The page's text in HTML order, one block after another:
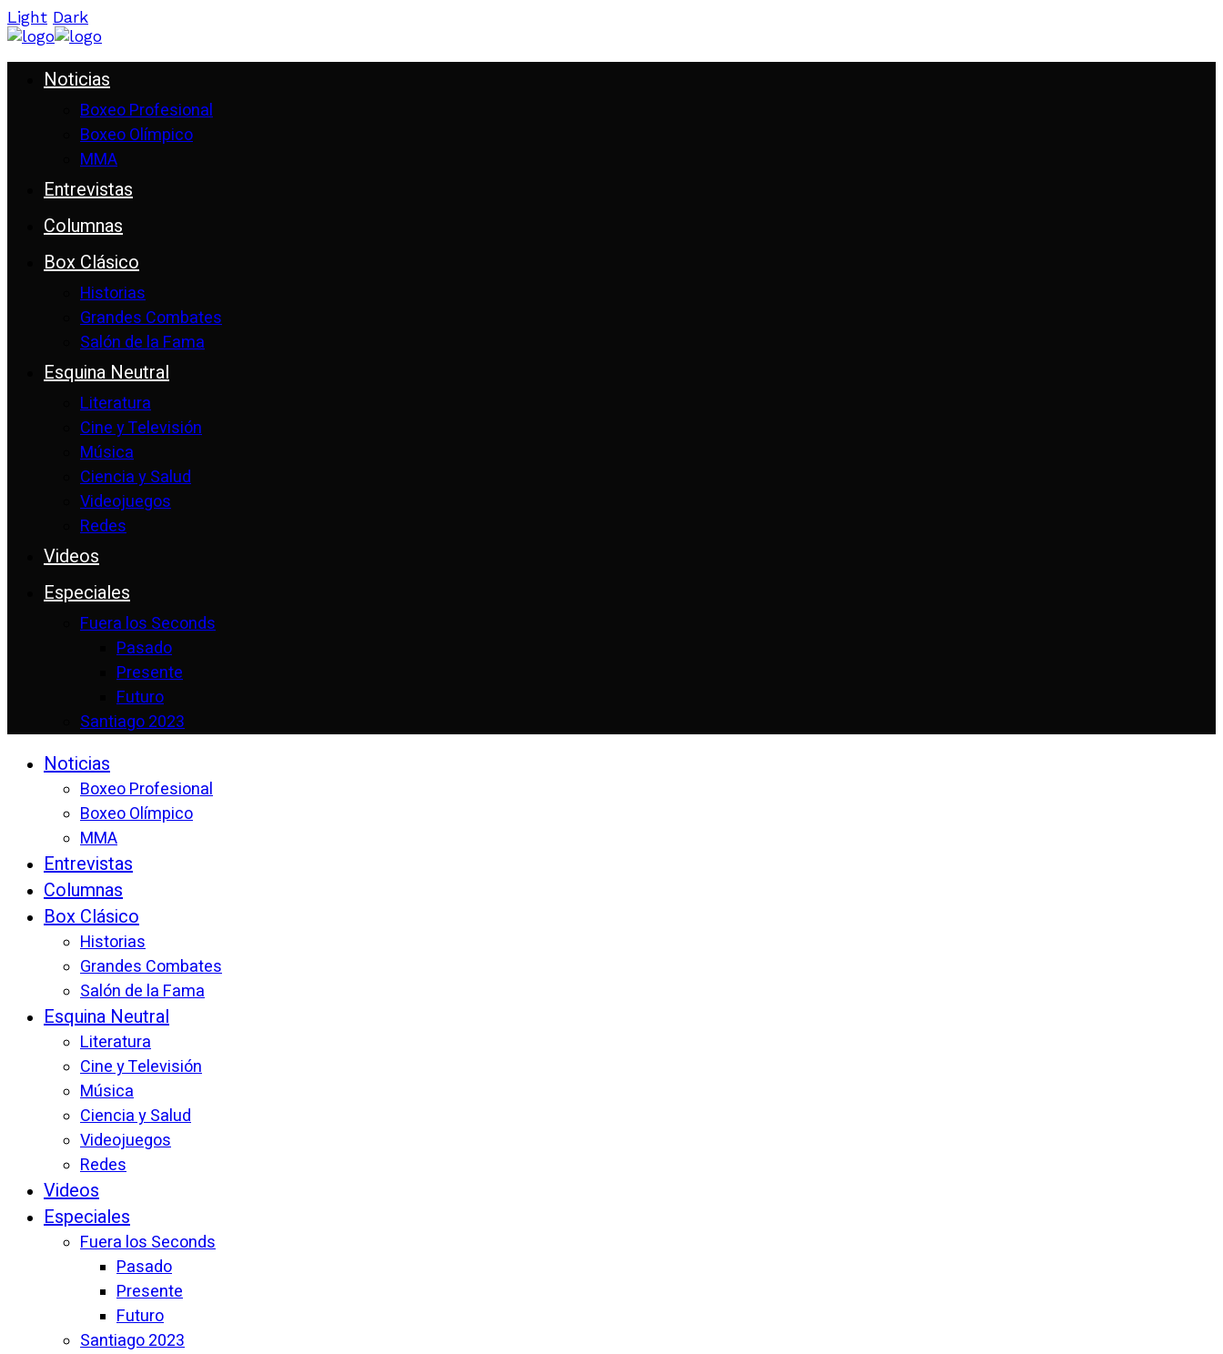
Light Dark
Noticias
Boxeo Profesional
Boxeo Olímpico
MMA
Entrevistas
Columnas
Box Clásico
Historias
Grandes Combates
Salón de la Fama
Esquina Neutral
Literatura
Cine y Televisión
Música
Ciencia y Salud
Videojuegos
Redes
Videos
Especiales
Fuera los Seconds
Pasado
Presente
Futuro
Santiago 2023
Noticias
Boxeo Profesional
Boxeo Olímpico
MMA
Entrevistas
Columnas
Box Clásico
Historias
Grandes Combates
Salón de la Fama
Esquina Neutral
Literatura
Cine y Televisión
Música
Ciencia y Salud
Videojuegos
Redes
Videos
Especiales
Fuera los Seconds
Pasado
Presente
Futuro
Santiago 2023